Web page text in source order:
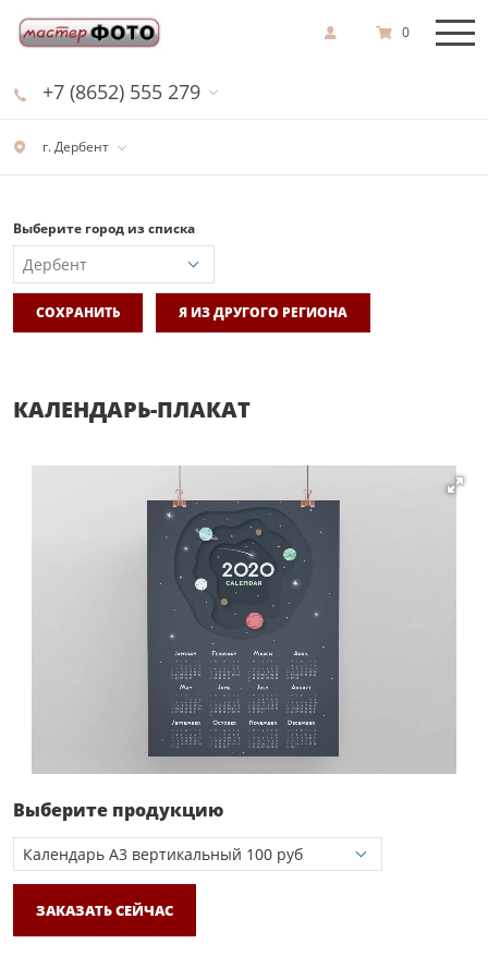
г. Дербент
+7 (8652) 555 279
0
Выберите город из списка
СОХРАНИТЬ Я ИЗ ДРУГОГО РЕГИОНА
КАЛЕНДАРЬ-ПЛАКАТ
Выберите продукцию
ЗАКАЗАТЬ СЕЙЧАС